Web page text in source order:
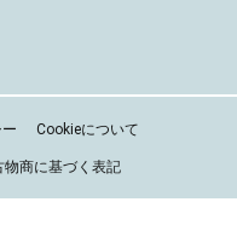
Cookieについて
物商に基づく表記